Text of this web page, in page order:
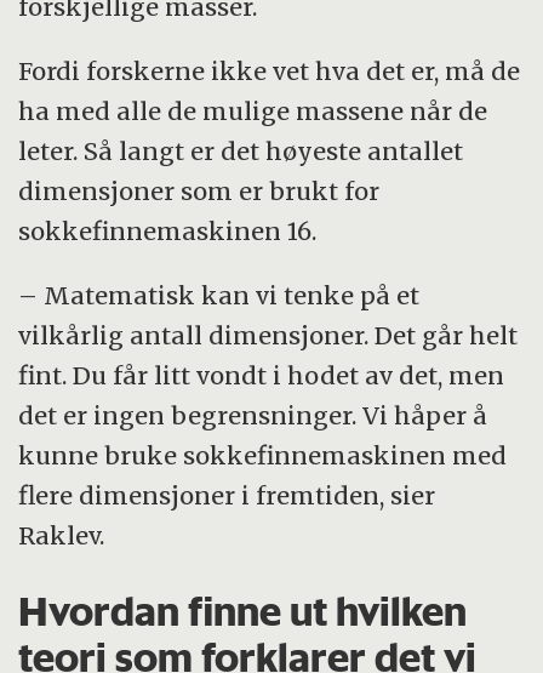
forskjellige masser.
Fordi forskerne ikke vet hva det er, må de
ha med alle de mulige massene når de
leter. Så langt er det høyeste antallet
dimensjoner som er brukt for
sokkefinnemaskinen 16.
– Matematisk kan vi tenke på et
vilkårlig antall dimensjoner. Det går helt
fint. Du får litt vondt i hodet av det, men
det er ingen begrensninger. Vi håper å
kunne bruke sokkefinnemaskinen med
flere dimensjoner i fremtiden, sier
Raklev.
Hvordan finne ut hvilken
teori som forklarer det vi